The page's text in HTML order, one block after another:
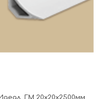
ГМ 20x20x2500мм